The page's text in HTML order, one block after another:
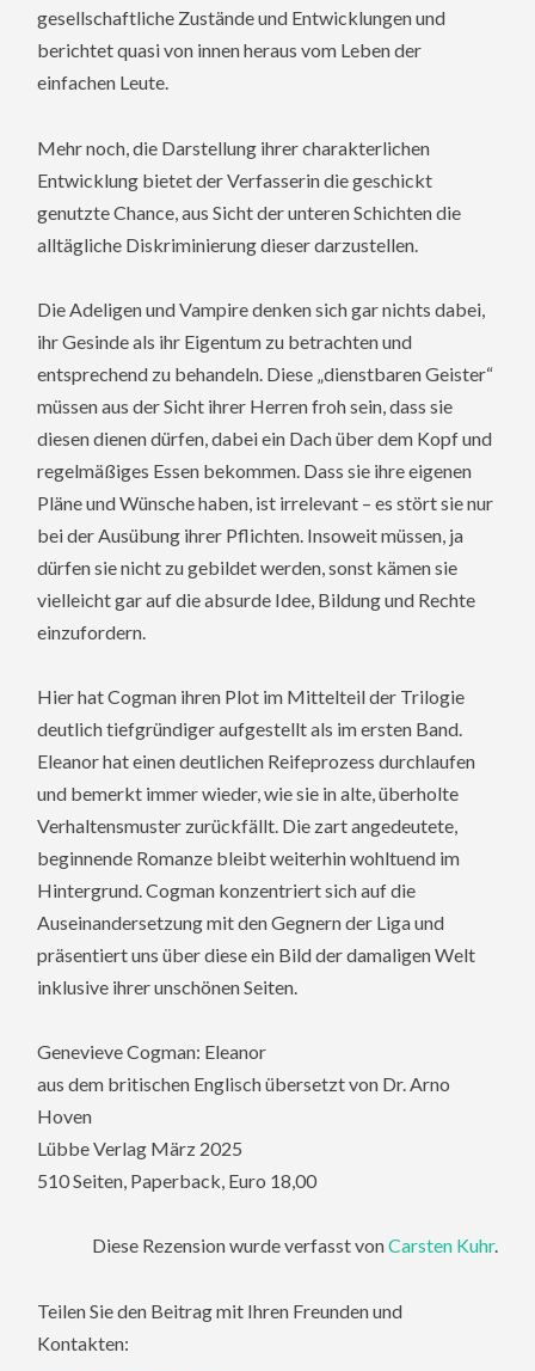
gesellschaftliche Zustände und Entwicklungen und
berichtet quasi von innen heraus vom Leben der
einfachen Leute.
Mehr noch, die Darstellung ihrer charakterlichen
Entwicklung bietet der Verfasserin die geschickt
genutzte Chance, aus Sicht der unteren Schichten die
alltägliche Diskriminierung dieser darzustellen.
Die Adeligen und Vampire denken sich gar nichts dabei,
ihr Gesinde als ihr Eigentum zu betrachten und
entsprechend zu behandeln. Diese „dienstbaren Geister“
müssen aus der Sicht ihrer Herren froh sein, dass sie
diesen dienen dürfen, dabei ein Dach über dem Kopf und
regelmäßiges Essen bekommen. Dass sie ihre eigenen
Pläne und Wünsche haben, ist irrelevant – es stört sie nur
bei der Ausübung ihrer Pflichten. Insoweit müssen, ja
dürfen sie nicht zu gebildet werden, sonst kämen sie
vielleicht gar auf die absurde Idee, Bildung und Rechte
einzufordern.
Hier hat Cogman ihren Plot im Mittelteil der Trilogie
deutlich tiefgründiger aufgestellt als im ersten Band.
Eleanor hat einen deutlichen Reifeprozess durchlaufen
und bemerkt immer wieder, wie sie in alte, überholte
Verhaltensmuster zurückfällt. Die zart angedeutete,
beginnende Romanze bleibt weiterhin wohltuend im
Hintergrund. Cogman konzentriert sich auf die
Auseinandersetzung mit den Gegnern der Liga und
präsentiert uns über diese ein Bild der damaligen Welt
inklusive ihrer unschönen Seiten.
Genevieve Cogman: Eleanor
aus dem britischen Englisch übersetzt von Dr. Arno
Hoven
Lübbe Verlag März 2025
510 Seiten, Paperback, Euro 18,00
Diese Rezension wurde verfasst vonCarsten Kuhr.
Teilen Sie den Beitrag mit Ihren Freunden und
Kontakten: